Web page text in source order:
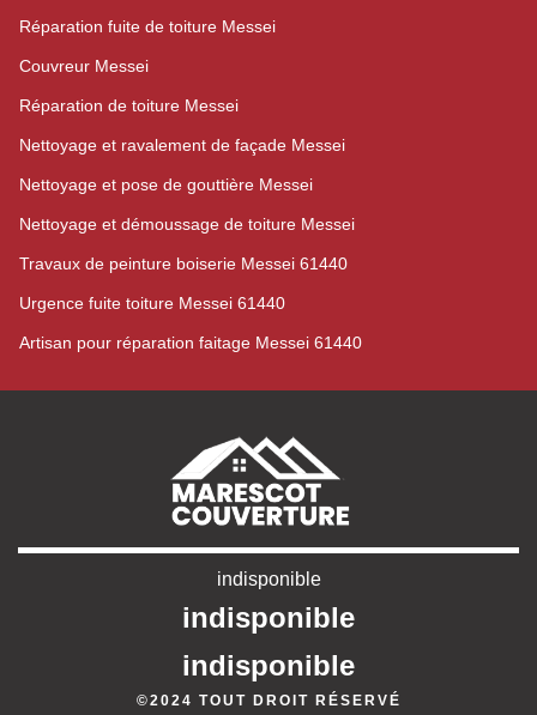
Réparation fuite de toiture Messei
Couvreur Messei
Réparation de toiture Messei
Nettoyage et ravalement de façade Messei
Nettoyage et pose de gouttière Messei
Nettoyage et démoussage de toiture Messei
Travaux de peinture boiserie Messei 61440
Urgence fuite toiture Messei 61440
Artisan pour réparation faitage Messei 61440
indisponible
indisponible
indisponible
©2024 TOUT DROIT RÉSERVÉ